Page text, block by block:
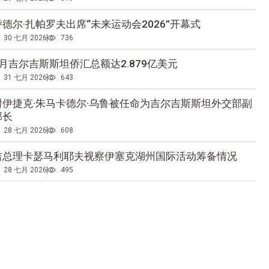
尔·扎帕罗夫出席“未来运动会2026”开幕式
30 七月 2026 736
吉尔吉斯斯坦侨汇总额达2.879亿美元
31 七月 2026 643
捷克·朱马卡德尔·乌鲁被任命为吉尔吉斯斯坦外交部副
28 七月 2026 608
总理卡瑟马利耶夫视察伊塞克湖州国际活动筹备情况
28 七月 2026 495